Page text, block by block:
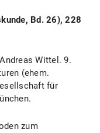
Bd. 26), 228
Wittel. 9.
(ehem.
für
zum